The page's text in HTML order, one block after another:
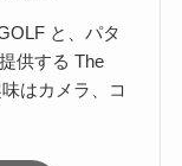
と、パタ
供する The
はカメラ、コ